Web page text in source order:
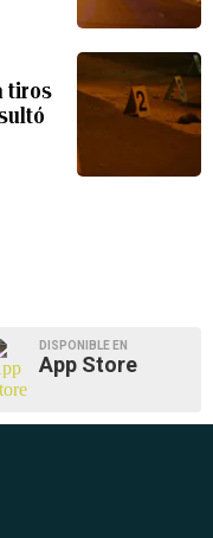
tiros
DISPONIBLE EN
App Store